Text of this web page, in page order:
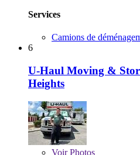
Services
Camions de
6
U-Haul Moving &
Heights
VoirPhotos